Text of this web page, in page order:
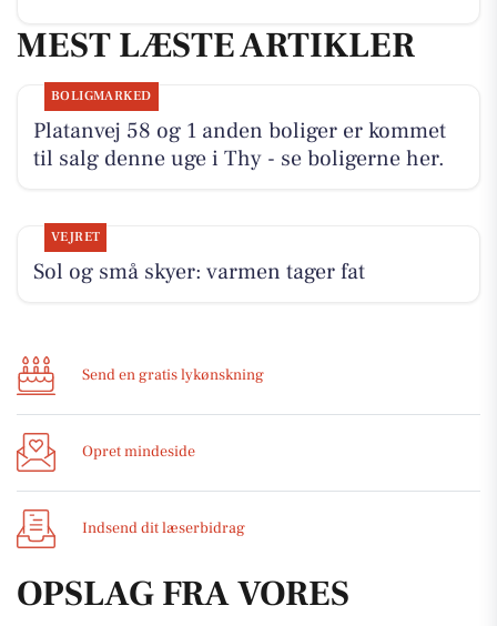
MEST LÆSTE ARTIKLER
BOLIGMARKED
Platanvej 58 og 1 anden boliger er kommet
til salg denne uge i Thy - se boligerne her.
VEJRET
Sol og små skyer: varmen tager fat
Send en gratis lykønskning
Opret mindeside
Indsend dit læserbidrag
OPSLAG FRA VORES